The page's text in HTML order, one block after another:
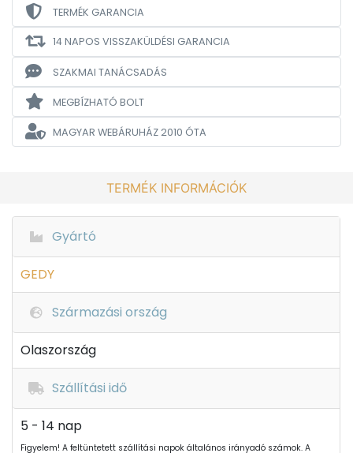
TERMÉK GARANCIA
14 NAPOS VISSZAKÜLDÉSI GARANCIA
SZAKMAI TANÁCSADÁS
MEGBÍZHATÓ BOLT
MAGYAR WEBÁRUHÁZ2010 ÓTA
TERMÉK INFORMÁCIÓK
Gyártó
GEDY
Származási ország
Olaszország
Szállítási idő
5 - 14 nap
Figyelem! A feltüntetett szállítási napok általános irányadó számok. A